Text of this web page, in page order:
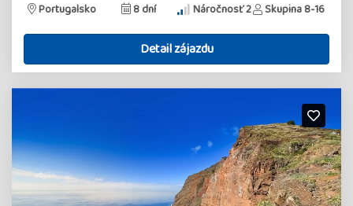
Portugalsko 8 dní Náročnosť 2 Skupina 8-16
Detail zájazdu